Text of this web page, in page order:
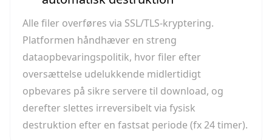
Alle filer overføres via SSL/TLS-kryptering.
Platformen håndhæver en streng
dataopbevaringspolitik, hvor filer efter
oversættelse udelukkende midlertidigt
opbevares på sikre servere til download, og
derefter slettes irreversibelt via fysisk
destruktion efter en fastsat periode (fx 24 timer).